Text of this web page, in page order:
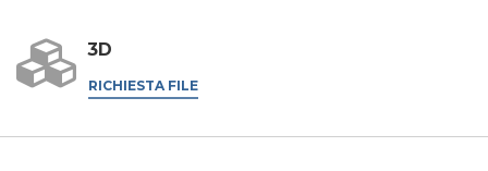
comprese società del gruppo e/o soggetti terzi esterni al
gruppo, quali operatori del settore per le loro attività di
marketing.
3D
RICHIESTA FILE